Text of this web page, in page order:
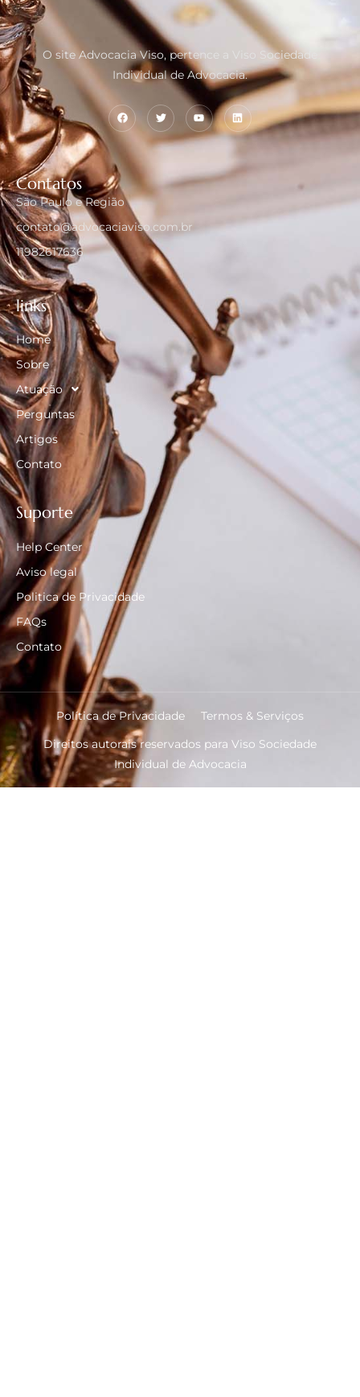
O site Advocacia Viso, pertence a Viso Sociedade
Individual de Advocacia.
Contatos
São Paulo e Região
contato@advocaciaviso.com.br
11982617636
links
Home
Sobre
Atuação
Perguntas
Artigos
Contato
Suporte
Help Center
Aviso legal
Politica de Privacidade
FAQs
Contato
Direitos autorais reservados para Viso Sociedade
Individual de Advocacia
Política de Privacidade Termos & Serviços